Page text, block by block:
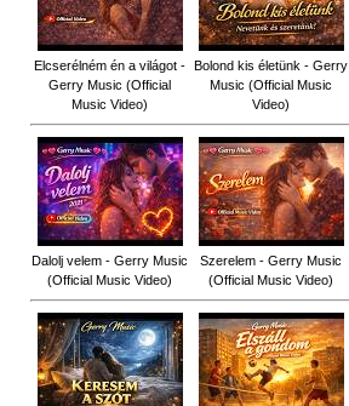
Elcserélném én a világot -
Gerry Music (Official
Music Video)
Bolond kis életünk - Gerry
Music (Official Music
Video)
Dalolj velem - Gerry Music
(Official Music Video)
Szerelem - Gerry Music
(Official Music Video)